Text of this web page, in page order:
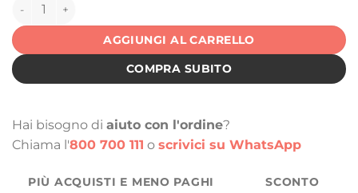
AGGIUNGI AL CARRELLO
COMPRA SUBITO
Hai bisogno di aiuto con l'ordine?
Chiama l'800 700 111 o scrivici su WhatsApp
PIÙ ACQUISTI E MENO PAGHI
SCONTO